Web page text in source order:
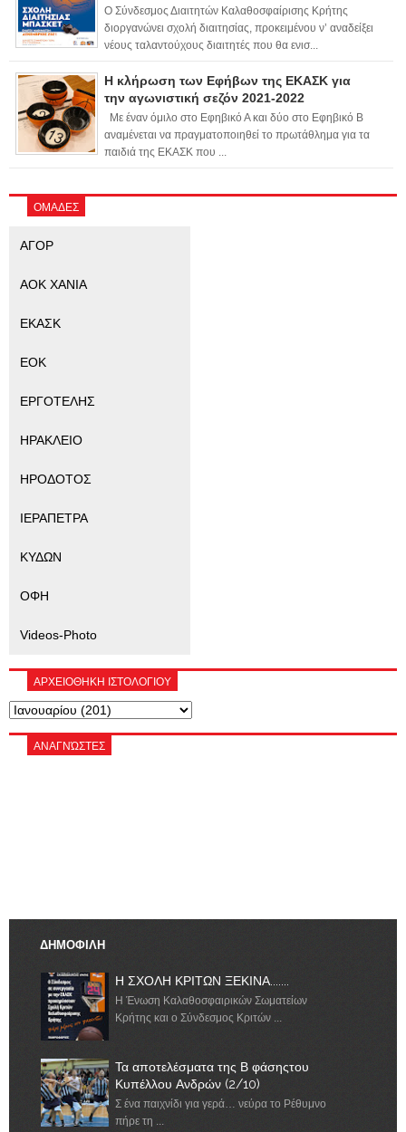
Ο Σύνδεσμος Διαιτητών Καλαθοσφαίρισης Κρήτης
διοργανώνει σχολή διαιτησίας, προκειμένου ν’ αναδείξει
νέους ταλαντούχους διαιτητές που θα ενισ...
Η κλήρωση των Εφήβων της ΕΚΑΣΚ για
την αγωνιστική σεζόν 2021-2022
Με έναν όμιλο στο Εφηβικό Α και δύο στο Εφηβικό Β
αναμένεται να πραγματοποιηθεί το πρωτάθλημα για τα
παιδιά της ΕΚΑΣΚ που ...
ΟΜΑΔΕΣ
ΑΓΟΡ
ΑΟΚ ΧΑΝΙΑ
ΕΚΑΣΚ
ΕΟΚ
ΕΡΓΟΤΕΛΗΣ
ΗΡΑΚΛΕΙΟ
ΗΡΟΔΟΤΟΣ
ΙΕΡΑΠΕΤΡΑ
ΚΥΔΩΝ
ΟΦΗ
Videos-Photo
ΑΡΧΕΙΟΘΗΚΗ ΙΣΤΟΛΟΓΙΟΥ
ΑΝΑΓΝΏΣΤΕΣ
ΔΗΜΟΦΙΛΗ
Η ΣΧΟΛΗ ΚΡΙΤΩΝ ΞΕΚΙΝΑ.......
Η Ένωση Καλαθοσφαιρικών Σωματείων
Κρήτης και ο Σύνδεσμος Κριτών ...
Τα αποτελέσματα της Β φάσηςτου
Κυπέλλου Ανδρών (2/10)
Σ ένα παιχνίδι για γερά… νεύρα το Ρέθυμνο
πήρε τη ...